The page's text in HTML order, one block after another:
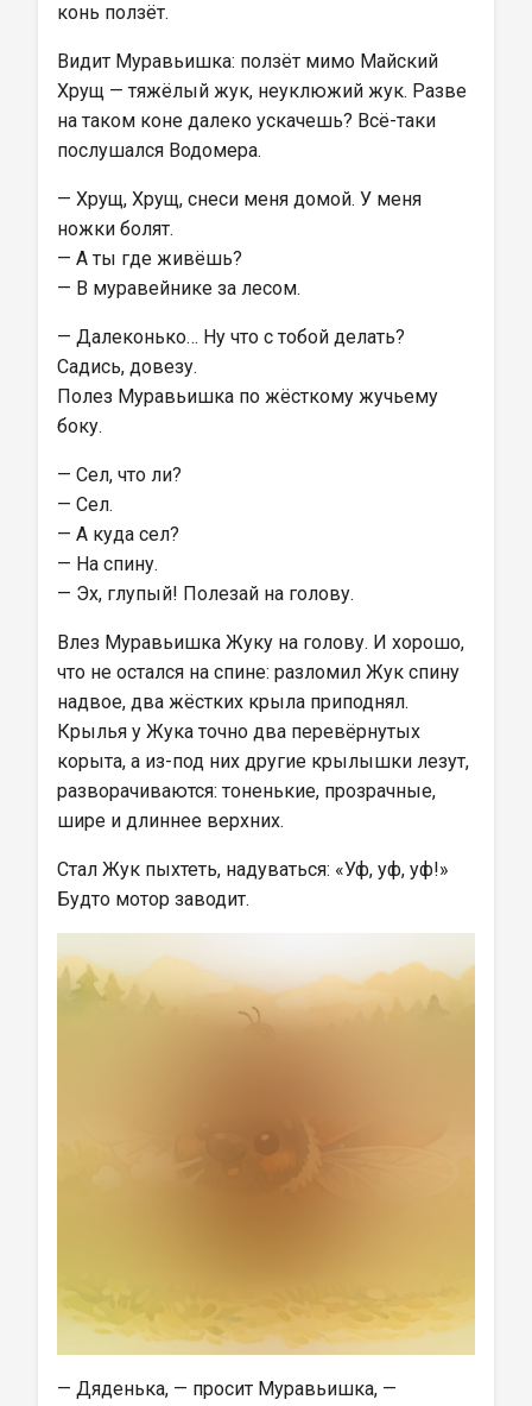
конь ползёт.
Видит Муравьишка: ползёт мимо Майский
Хрущ — тяжёлый жук, неуклюжий жук. Разве
на таком коне далеко ускачешь? Всё-таки
послушался Водомера.
— Хрущ, Хрущ, снеси меня домой. У меня
ножки болят.
— А ты где живёшь?
— В муравейнике за лесом.
— Далеконько… Ну что с тобой делать?
Садись, довезу.
Полез Муравьишка по жёсткому жучьему
боку.
— Сел, что ли?
— Сел.
— А куда сел?
— На спину.
— Эх, глупый! Полезай на голову.
Влез Муравьишка Жуку на голову. И хорошо,
что не остался на спине: разломил Жук спину
надвое, два жёстких крыла приподнял.
Крылья у Жука точно два перевёрнутых
корыта, а из-под них другие крылышки лезут,
разворачиваются: тоненькие, прозрачные,
шире и длиннее верхних.
Стал Жук пыхтеть, надуваться: «Уф, уф, уф!»
Будто мотор заводит.
— Дяденька, — просит Муравьишка, —